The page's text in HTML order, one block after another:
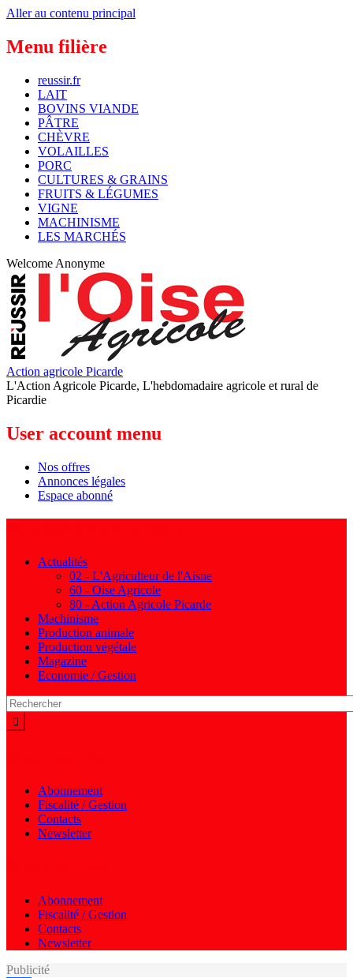
Aller au contenu principal
Menu filière
reussir.fr
LAIT
BOVINS VIANDE
PÂTRE
CHÈVRE
VOLAILLES
PORC
CULTURES & GRAINS
FRUITS & LÉGUMES
VIGNE
MACHINISME
LES MARCHÉS
Welcome Anonyme
Action agricole Picarde
L'Action Agricole Picarde, L'hebdomadaire agricole et rural de
Picardie
User account menu
Nos offres
Annonces légales
Espace abonné
Actualités
02 - L'Agriculteur de l'Aisne
60 - Oise Agricole
80 - Action Agricole Picarde
Machinisme
Production animale
Production végétale
Magazine
Economie / Gestion
Abonnement
Fiscalité / Gestion
Contacts
Newsletter
Abonnement
Fiscalité / Gestion
Contacts
Newsletter
Publicité